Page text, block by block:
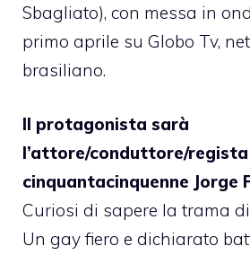
Sbagliato), con messa in
primo aprile su Globo Tv,
brasiliano.
Il protagonista sarà
l’attore/conduttore/regista
cinquantacinquenne Jorge
Curiosi di sapere la trama di
Un gay fiero e dichiarato